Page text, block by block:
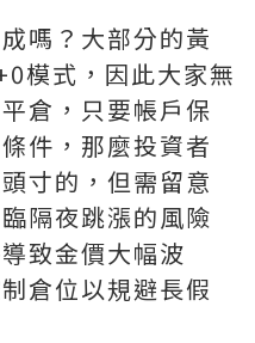
嗎？大部分的黃
模式，因此大家無
倉，只要帳戶保
件，那麼投資者
寸的，但需留意
隔夜跳漲的風險
致金價大幅波
倉位以規避長假